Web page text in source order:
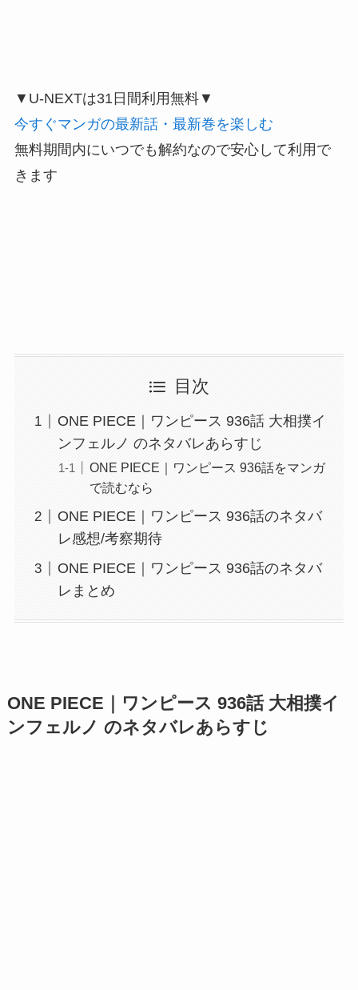
▼U-NEXTは31日間利用無料▼
今すぐマンガの最新話・最新巻を楽しむ
無料期間内にいつでも解約なので安心して利用で
きます
目次
ONE PIECE｜ワンピース 936話 大相撲イ
ンフェルノ のネタバレあらすじ
ONE PIECE｜ワンピース 936話をマンガ
で読むなら
ONE PIECE｜ワンピース 936話のネタバ
レ感想/考察期待
ONE PIECE｜ワンピース 936話のネタバ
レまとめ
ONE PIECE｜ワンピース 936話 大相撲イ
ンフェルノ のネタバレあらすじ